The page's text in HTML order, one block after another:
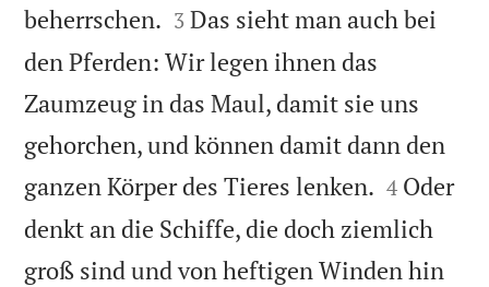
beherrschen. 

3 Das sieht man auch bei
den Pferden: Wir legen ihnen das
Zaumzeug in das Maul, damit sie uns
gehorchen, und können damit dann den
ganzen Körper des Tieres lenken. 

4 Oder
denkt an die Schiffe, die doch ziemlich
groß sind und von heftigen Winden hin